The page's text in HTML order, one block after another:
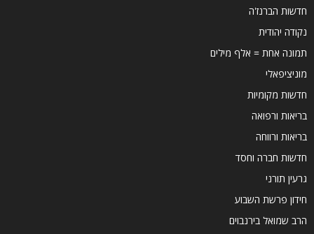
חדשות הברנז'ה
נקודה יהודית
תמונה אחת = אלף מילים
מוניציפאלי
חדשות מקומיות
בריאות ורפואה
בריאות ורווחה
חדשות חברה וחסד
גרעין תורני
חידון פרשת השבוע
הרב שמואל בירנבוים